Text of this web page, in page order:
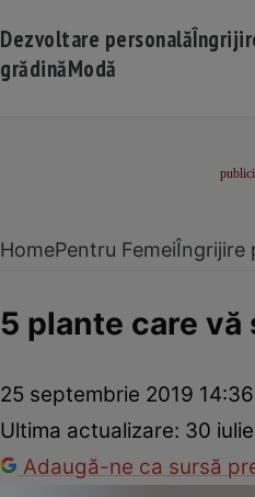
Dezvoltare personală
grădinăModă
HomePentru FemeiÎngrijire
5 plante care
25 septembrie 2019 14:36
Ultima actualizare: 30
Adaugă-ne ca sursă